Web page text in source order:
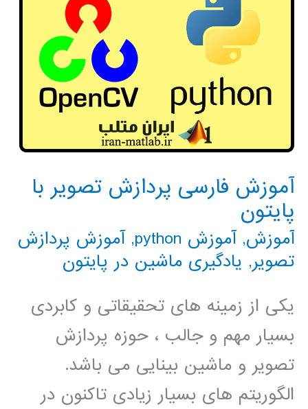
آموزش فارسی پردازش تصویر با
پایتون
آموزش,آموزش python ,آموزش پردازش
تصویر, یادگیری ماشین در پایتون
یکی از زمینه های تحقیقاتی و کابردی
بسیار مهم و جالب ، حوزه پردازش
تصویر و ماشین بینایی می باشد.
الگوریتم های بسیار زیادی تاکنون در